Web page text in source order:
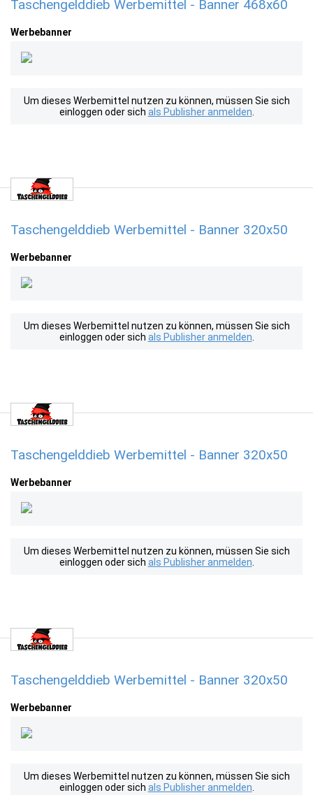
Taschengelddieb Werbemittel - Banner 468x60
Werbebanner
Um dieses Werbemittel nutzen zu können, müssen Sie sich
einloggen oder sich als Publisher anmelden
Taschengelddieb Werbemittel - Banner 320x50
Werbebanner
Um dieses Werbemittel nutzen zu können, müssen Sie sich
einloggen oder sich als Publisher anmelden
Taschengelddieb Werbemittel - Banner 320x50
Werbebanner
Um dieses Werbemittel nutzen zu können, müssen Sie sich
einloggen oder sich als Publisher anmelden
Taschengelddieb Werbemittel - Banner 320x50
Werbebanner
Um dieses Werbemittel nutzen zu können, müssen Sie sich
einloggen oder sich als Publisher anmelden